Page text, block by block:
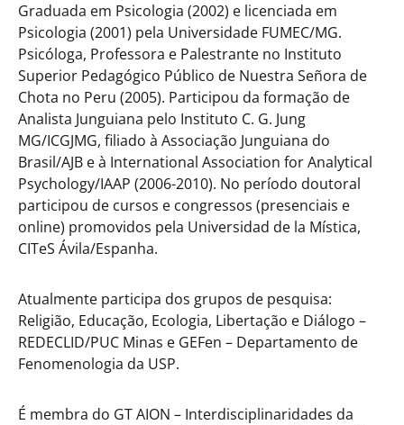
Graduada em Psicologia (2002) e licenciada em
Psicologia (2001) pela Universidade FUMEC/MG.
Psicóloga, Professora e Palestrante no Instituto
Superior Pedagógico Público de Nuestra Señora de
Chota no Peru (2005). Participou da formação de
Analista Junguiana pelo Instituto C. G. Jung
MG/ICGJMG, filiado à Associação Junguiana do
Brasil/AJB e à International Association for Analytical
Psychology/IAAP (2006-2010). No período doutoral
participou de cursos e congressos (presenciais e
online) promovidos pela Universidad de la Mística,
CITeS Ávila/Espanha.
Atualmente participa dos grupos de pesquisa:
Religião, Educação, Ecologia, Libertação e Diálogo –
REDECLID/PUC Minas e GEFen – Departamento de
Fenomenologia da USP.
É membra do GT AION – Interdisciplinaridades da